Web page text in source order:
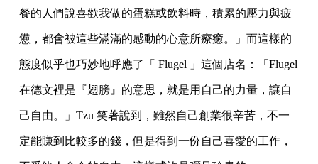
餐的人們說喜歡我做的蛋糕或飲料時，積累的壓力與疲
憊，都會被這些滿滿的感動的心意所療癒。」而這樣的
態度似乎也巧妙地呼應了「 Flugel 」這個店名： 「Flugel
在德文裡是『翅膀』的意思，就是用自己的力量，讓自
己自由。」Tzu 笑著說到，雖然自己創業很辛苦，不一
定能賺到比較多的錢，但是得到一份自己喜愛的工作 ，